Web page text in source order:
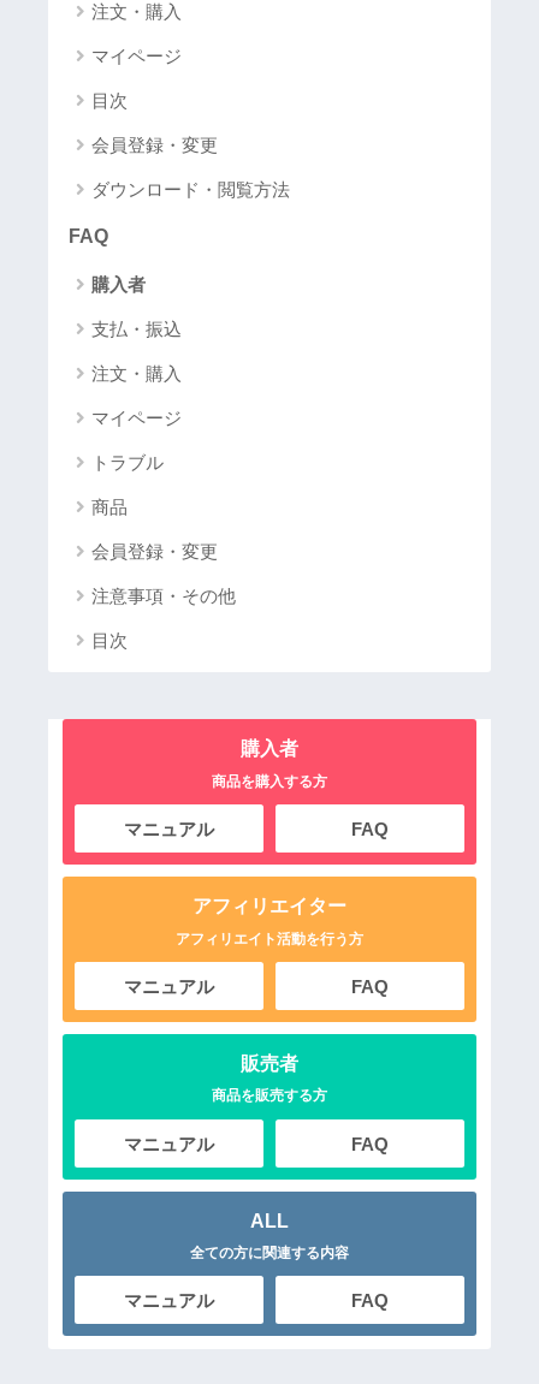
注文・購入
マイページ
目次
会員登録・変更
ダウンロード・閲覧方法
FAQ
購入者
支払・振込
注文・購入
マイページ
トラブル
商品
会員登録・変更
注意事項・その他
目次
購入者
商品を購入する方
マニュアル FAQ
アフィリエイター
アフィリエイト活動を行う方
マニュアル FAQ
販売者
商品を販売する方
マニュアル FAQ
ALL
全ての方に関連する内容
マニュアル FAQ